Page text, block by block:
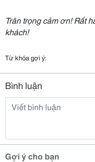
Trân trọng cảm ơn! Rất
khách!
Từ khóa gợi ý:
Bình luận
Gợi ý cho bạn